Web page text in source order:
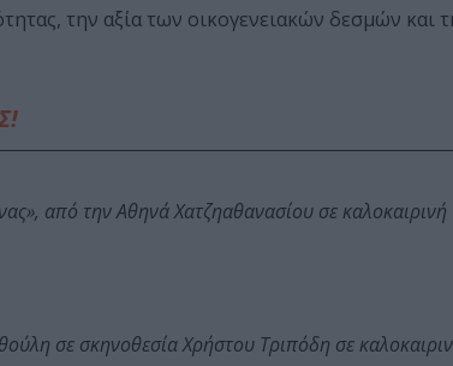
την αξία των οικογενειακών δεσμών και
από την Αθηνά Χατζηαθανασίου σε καλοκαιρινή
σε σκηνοθεσία Χρήστου Τριπόδη σε